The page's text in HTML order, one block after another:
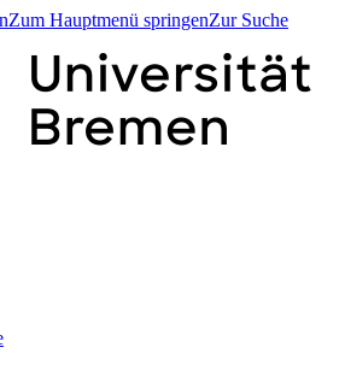
Zum Hauptmenü springenZur Suche